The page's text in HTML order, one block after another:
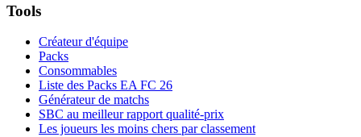
Tools
Créateur d'équipe
Packs
Consommables
Liste des Packs EA FC 26
Générateur de matchs
SBC au meilleur rapport qualité-prix
Les joueurs les moins chers par classement